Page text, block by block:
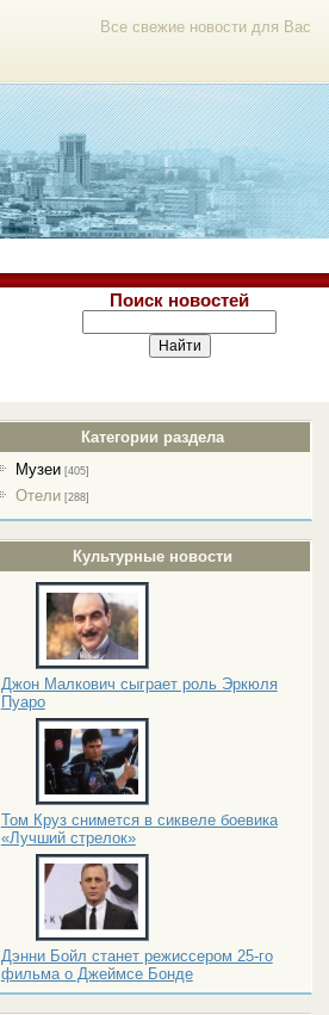
Все свежие новости для Вас
Поиск новостей
Категории раздела
Музеи [405]
Отели [288]
Культурные новости
Джон Малкович сыграет роль Эркюля
Пуаро
Том Круз снимется в сиквеле боевика
«Лучший стрелок»
Дэнни Бойл станет режиссером 25-го
фильма о Джеймсе Бонде